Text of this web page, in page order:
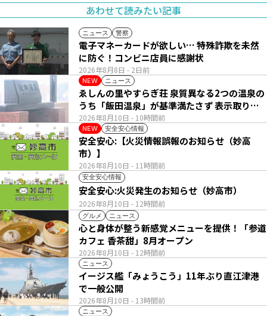
あわせて読みたい記事
ニュース 警察
2026年8月8日 - 2日前
電子マネーカードが欲しい… 特殊詐欺を未然
に防ぐ！コンビニ店員に感謝状
NEW ニュース
2026年8月10日 - 10時間前
ゑしんの里やすらぎ荘 泉質異なる2つの温泉の
うち「飯田温泉」が基準満たさず 表示取りや
め
NEW 安全安心情報
2026年8月10日 - 11時間前
安全安心:【火災情報誤報のお知らせ（妙高
市）】
安全安心情報
2026年8月10日 - 12時間前
安全安心:火災発生のお知らせ（妙高市）
グルメ ニュース
2026年8月10日 - 12時間前
心と身体が整う新感覚メニューを提供！「参道
カフェ 香茶甜」8月オープン
ニュース
2026年8月10日 - 13時間前
イージス艦「みょうこう」11年ぶり直江津港
で一般公開
ニュース